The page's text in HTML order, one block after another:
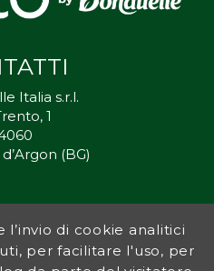
Italia s.r.l.
1
(BG)
riferimento per gli ortisti italiani, e
esperti che a nuovi interessati.
di cookie analitici
per facilitare l'uso, per